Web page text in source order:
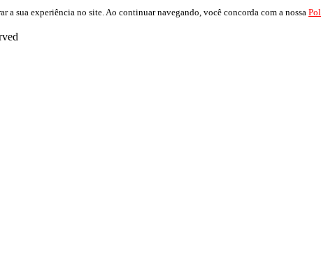
a sua experiência no site. Ao continuar navegando, você concorda com a nossa